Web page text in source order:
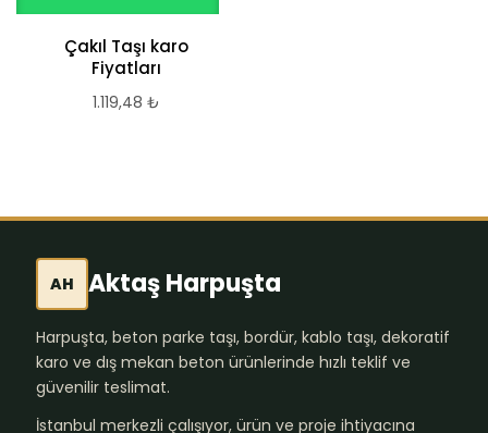
Çakıl Taşı karo
Fiyatları
1.119,48 ₺
AH Aktaş Harpuşta
Harpuşta, beton parke taşı, bordür, kablo taşı, dekoratif
karo ve dış mekan beton ürünlerinde hızlı teklif ve
güvenilir teslimat.
İstanbul merkezli çalışıyor, ürün ve proje ihtiyacına